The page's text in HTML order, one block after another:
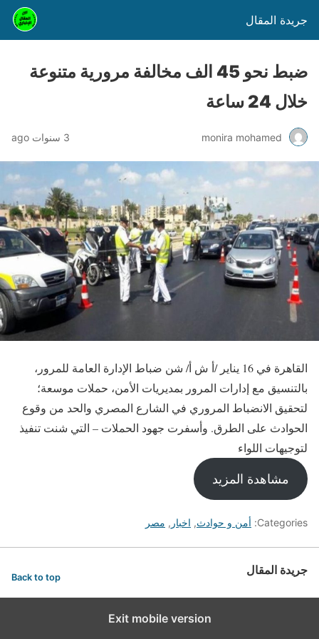
جريدة المقال
ضبط نحو 45 الف مخالفة مرورية متنوعة
خلال 24 ساعة
monira mohamed 3 سنوات ago
القاهرة في 16 يناير /أ ش أ/ شن ضباط الإدارة العامة للمرور،
بالتنسيق مع إدارات المرور بمديريات الأمن، حملات موسعة؛
لتحقيق الانضباط المروري في الشارع المصري والحد من وقوع
الحوادث على الطرق. وأسفرت جهود الحملات – التي شنت تنفيذ
لتوجيهات اللواء
مشاهدة المزيد
Categories: أمن و حوادث, اخبار , مصر
جريدة المقال Back to top
Exit mobile version